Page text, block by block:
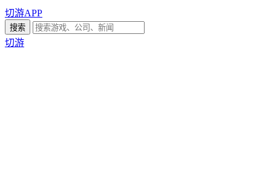
切游APP
切游